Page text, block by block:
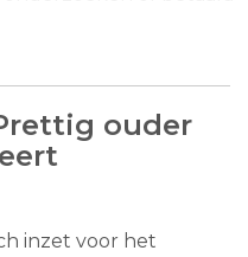
ouder
inzet voor het